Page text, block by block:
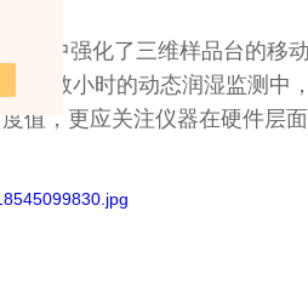
计中强化了三维样品台的移
达数小时的动态润湿监测中
值，更应关注仪器在硬件层